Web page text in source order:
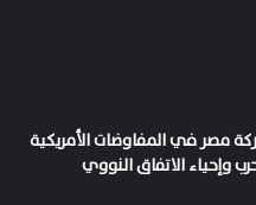
مصر في المفاوضات الأمريكية
وإحياء الاتفاق النووي